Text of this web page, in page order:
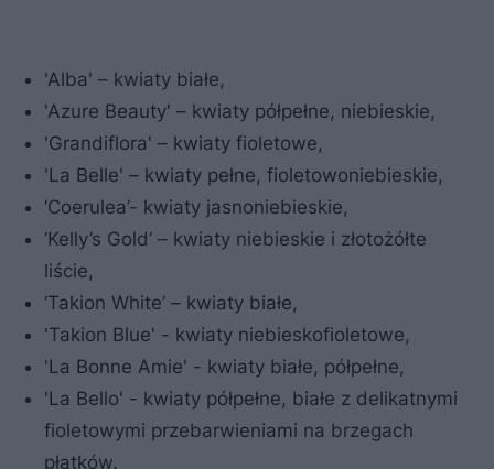
'Alba' – kwiaty białe,
'Azure Beauty' – kwiaty półpełne, niebieskie,
'Grandiflora' – kwiaty fioletowe,
'La Belle' – kwiaty pełne, fioletowoniebieskie,
‘Coerulea’- kwiaty jasnoniebieskie,
‘Kelly’s Gold’ – kwiaty niebieskie i złotożółte
liście,
‘Takion White’ – kwiaty białe,
'Takion Blue' - kwiaty niebieskofioletowe,
'La Bonne Amie' - kwiaty białe, półpełne,
'La Bello' - kwiaty półpełne, białe z delikatnymi
fioletowymi przebarwieniami na brzegach
płatków.